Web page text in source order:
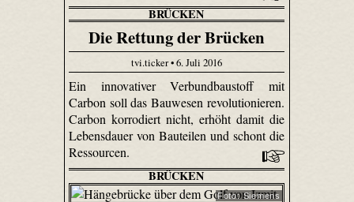
BRÜCKEN
Die Rettung der Brücken
tvi.ticker • 6. Juli 2016
Ein innovativer Verbundbaustoff mit
Carbon soll das Bauwesen revolutionieren.
Carbon korrodiert nicht, erhöht damit die
Lebensdauer von Bauteilen und schont die
Ressourcen.
BRÜCKEN
Foto: Siemens